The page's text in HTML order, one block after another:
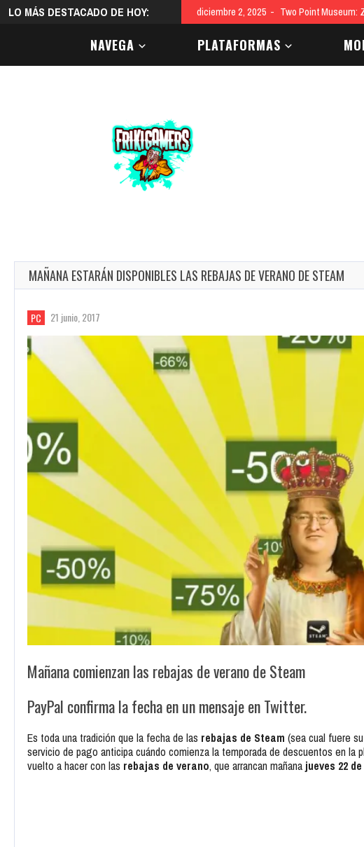
LO MÁS DESTACADO DE HOY: diciembre 2, 2025 Two Point Museum:
NAVEGA PLATAFORMAS
MAÑANA ESTARÁN DISPONIBLES LAS REBAJAS DE VERANO DE STEAM
PC 21 junio, 2017
Mañana comienzan las rebajas de verano de Steam
PayPal confirma la fecha en un mensaje en Twitter.
Es toda una tradición que la fecha de las rebajas de Steam (sea cual fuere
servicio de pago anticipa cuándo comienza la temporada de descuentos en la
vuelto a hacer con las rebajas de verano, que arrancan mañana jueves 22